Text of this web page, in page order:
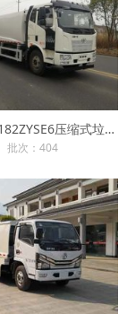
三联牌YSY5182ZYSE6压缩式垃圾车
批次：404